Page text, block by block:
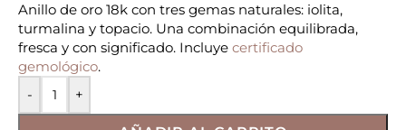
Anillo de oro 18k con tres gemas naturales: iolita,
turmalina y topacio. Una combinación equilibrada,
fresca y con significado. Incluye certificado
gemológico.
-
+